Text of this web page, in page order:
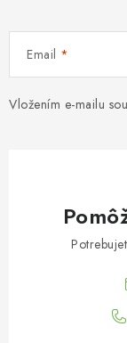
Email
Vložením e-mailu